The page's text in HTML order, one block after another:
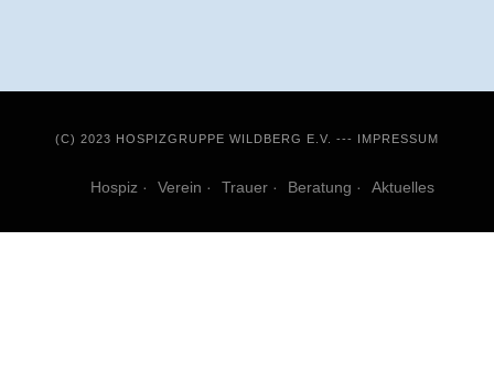
Hospiz Verein Trauer Beratung Aktuelles
(C) 2023 HOSPIZGRUPPE WILDBERG E.V. --- IMPRESSUM